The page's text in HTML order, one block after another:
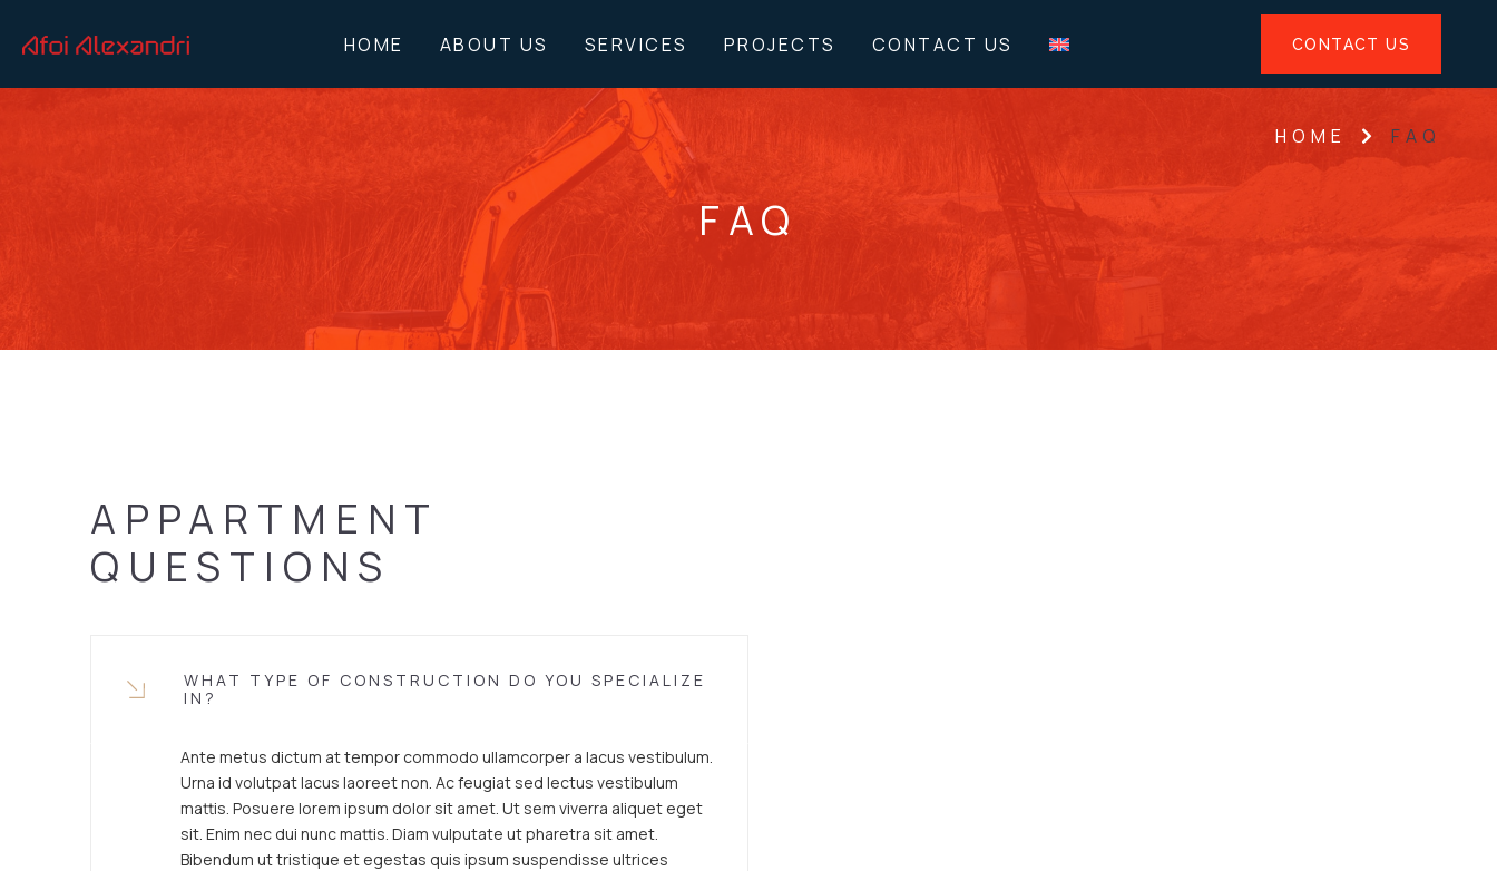
HOME ABOUT US SERVICES PROJECTS CONTACT US CONTACT US
FAQ
HOME FAQ
APPARTMENT
QUESTIONS
WHAT TYPE OF CONSTRUCTION DO YOU SPECIALIZE
IN?
Ante metus dictum at tempor commodo ullamcorper a lacus vestibulum.
Urna id volutpat lacus laoreet non. Ac feugiat sed lectus vestibulum
mattis. Posuere lorem ipsum dolor sit amet. Ut sem viverra aliquet eget
sit. Enim nec dui nunc mattis. Diam vulputate ut pharetra sit amet.
Bibendum ut tristique et egestas quis ipsum suspendisse ultrices